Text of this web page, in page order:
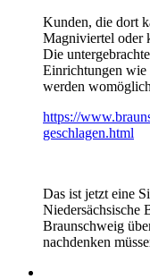
Kunden, die dort
Magniviertel oder
Die
Einrichtungen wie
werden
https://
geschlagen.html
Das ist jetzt eine
Niedersächsische
Braunschweig
nachdenken